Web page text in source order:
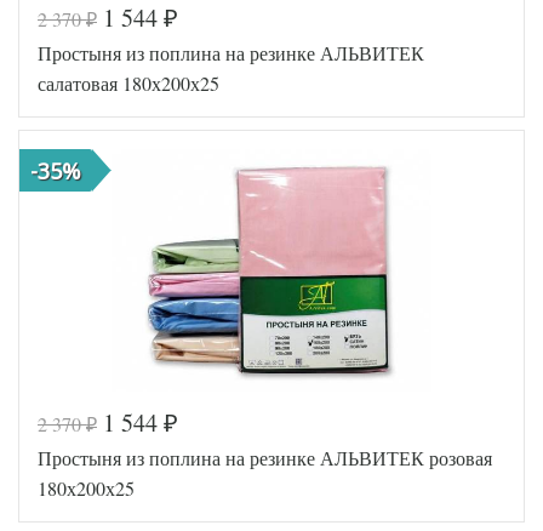
Код товара
546-618
Артикул
AL460704
8020593
Ткань
Поплин
Размер
простыни
180х200
Производитель
Код товара
517-064
Артикул
AL460704
Ткань
2 370₽ 1 544 ₽
Простыня из поплина на резинке АЛЬВИТЕК
салатовая 180х200х25
-35%
2 370₽ 1 544 ₽
Простыня из поплина на резинке АЛЬВИТЕК розовая
180х200х25